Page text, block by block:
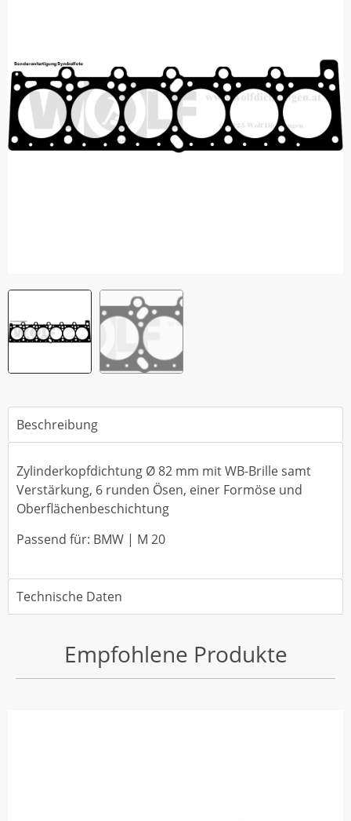
Beschreibung
Zylinderkopfdichtung Ø 82 mm mit WB-Brille samt
Verstärkung, 6 runden Ösen, einer Formöse und
Oberflächenbeschichtung
Passend für: BMW | M 20
Technische Daten
Empfohlene Produkte